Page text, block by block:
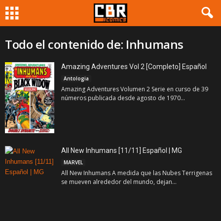
Todo el contenido de: Inhumans
Amazing Adventures Vol 2 [Completo] Español
Antologia
Amazing Adventures Volumen 2 Serie en curso de 39
números publicada desde agosto de 1970...
All New Inhumans [11/11] Español | MG
MARVEL
All New Inhumans A medida que las Nubes Terrigenas
se mueven alrededor del mundo, dejan...